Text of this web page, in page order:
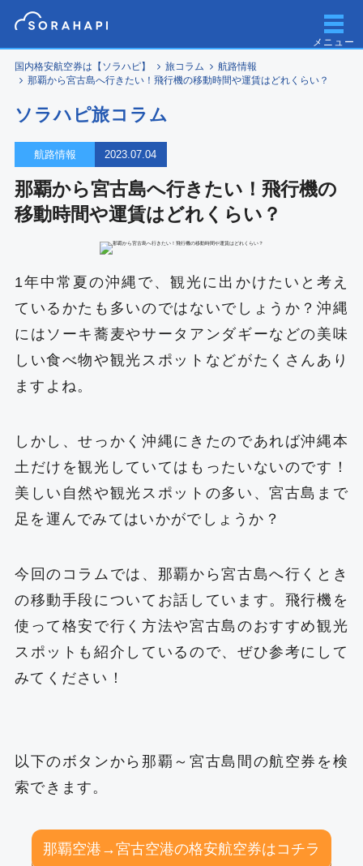
メニュー
国内格安航空券は【ソラハピ】 旅コラム
航路情報
那覇から宮古島へ行きたい！飛行機の移動時間や運賃はどれくらい？
ソラハピ旅コラム
航路情報 2023.07.04
那覇から宮古島へ行きたい！飛行機の
移動時間や運賃はどれくらい？
1年中常夏の沖縄で、観光に出かけたいと考え
ているかたも多いのではないでしょうか？沖縄
にはソーキ蕎麦やサータアンダギーなどの美味
しい食べ物や観光スポットなどがたくさんあり
ますよね。
しかし、せっかく沖縄にきたのであれば沖縄本
土だけを観光していてはもったいないのです！
美しい自然や観光スポットの多い、宮古島まで
足を運んでみてはいかがでしょうか？
今回のコラムでは、那覇から宮古島へ行くとき
の移動手段についてお話しています。飛行機を
使って格安で行く方法や宮古島のおすすめ観光
スポットも紹介しているので、ぜひ参考にして
みてください！
以下のボタンから那覇～宮古島間の航空券を検
索できます。
那覇空港→宮古空港の格安航空券はコチラ